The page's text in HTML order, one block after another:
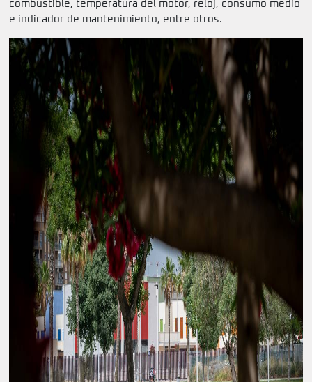
combustible, temperatura del motor, reloj, consumo medio
e indicador de mantenimiento, entre otros.